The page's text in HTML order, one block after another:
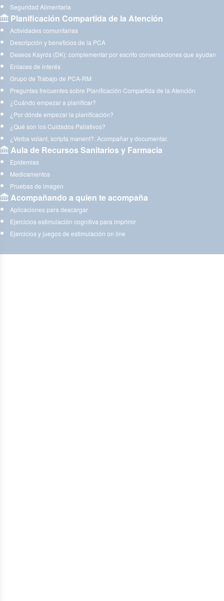
Seguridad Alimentaria
Planificación Compartida de la Atención
Actividades comunitarias
Descripción y beneficios de la PCA
Deseos Kayrós (DK): complementar por escrito conversaciones que ayudan
Enlaces de interés
Grupo de Trabajo de PCA-RM
Preguntas frecuentes sobre Planificación Compartida de la Atención
¿Cuándo empezar a planificar?
¿Por dónde empezar la planificación?
¿Qué son los Cuidados Paliativos?
¿Verba volant, scripta manent?. Acompañar y documentar.
Aula de Recursos Sanitarios y Farmacia
Epidemias
Medicamentos
Pruebas de imagen
Acompañando a quien te acompaña
Aplicaciones para descargar
Ejercicios estimulación cognitiva para imprimir
Ejercicios y juegos de estimulación on line